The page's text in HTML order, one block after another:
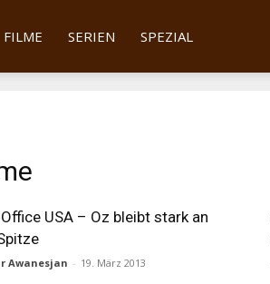
FILME SERIEN SPEZIAL
USA – Oz bleibt stark an
Awanesjan - 19. März 2013